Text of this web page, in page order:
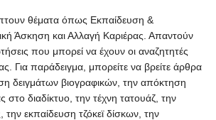
θέματα όπως Εκπαίδευση &
Άσκηση και Αλλαγή Καριέρας. Απαντούν
που μπορεί να έχουν οι αναζητητές
Για παράδειγμα, μπορείτε να βρείτε άρθρα
δειγμάτων βιογραφικών, την απόκτηση
στο διαδίκτυο, την τέχνη τατουάζ, την
την εκπαίδευση τζόκεϊ δίσκων, την